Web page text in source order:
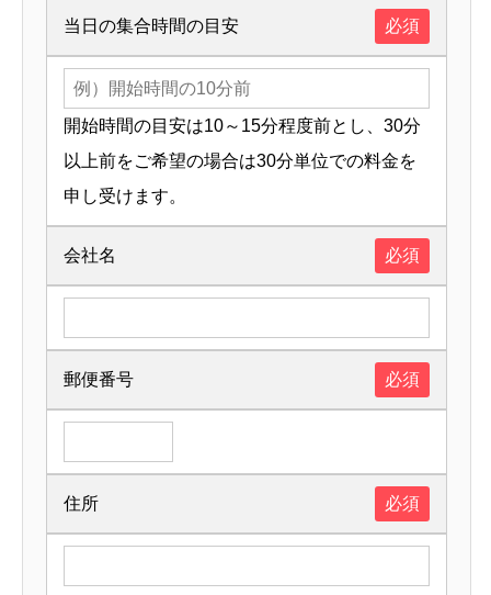
当日の集合時間の目安 必須
開始時間の目安は10～15分程度前とし、30分
以上前をご希望の場合は30分単位での料金を
申し受けます。
会社名 必須
郵便番号 必須
住所 必須